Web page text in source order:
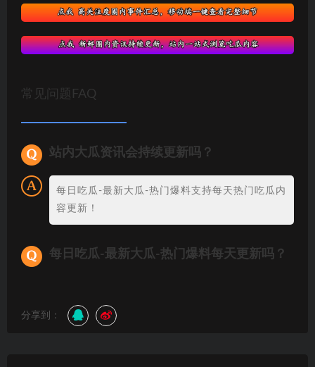
常见问题FAQ
站内大瓜资讯会持续更新吗？
每日吃瓜-最新大瓜-热门爆料支持每天热门吃瓜内
容更新！
每日吃瓜-最新大瓜-热门爆料每天更新吗？
分享到：